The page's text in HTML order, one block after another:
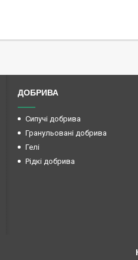
ДОБРИВА
Сипучі добрива
Гранульовані добрива
Гелі
Рідкі добрива